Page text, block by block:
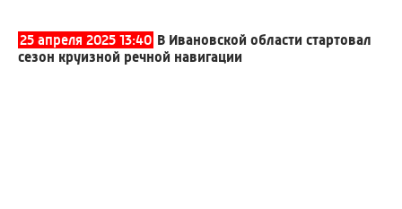
25 апреля 2025 13:40 В Ивановской области стартовал
сезон круизной речной навигации